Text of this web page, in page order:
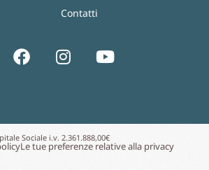
Contatti
Sociale i.v. 2.361.888,00€
Le tue preferenze relative alla privacy